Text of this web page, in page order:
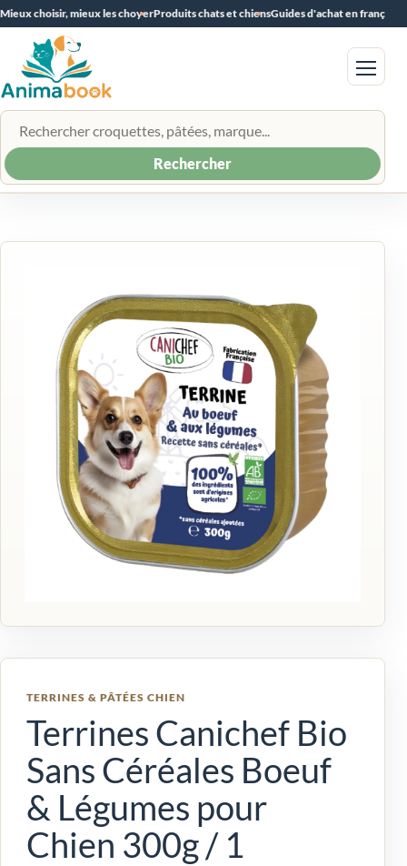
Mieux choisir, mieux les choyerProduits chats et chiensGuides d'achat en français
Rechercher un produit
Rechercher
Menu
TERRINES & PÂTÉES CHIEN
Terrines Canichef Bio
Sans Céréales Boeuf
& Légumes pour
Chien 300g / 1